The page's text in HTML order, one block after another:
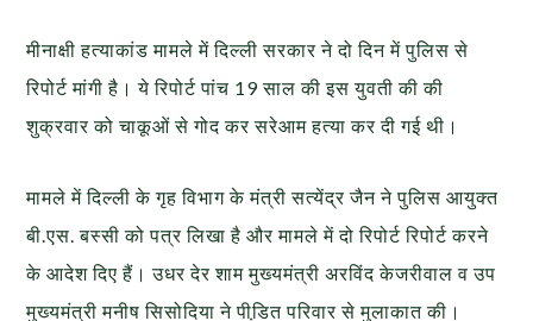
मीनाक्षी हत्याकांड मामले में दिल्ली सरकार ने दो दिन में पुलिस से
रिपोर्ट मांगी है। ये रिपोर्ट पांच 19 साल की इस युवती की की
शुक्रवार को चाकूओं से गोद कर सरेआम हत्या कर दी गई थी।
मामले में दिल्ली के गृह विभाग के मंत्री सत्येंद्र जैन ने पुलिस आयुक्त
बी.एस. बस्सी को पत्र लिखा है और मामले में दो रिपोर्ट रिपोर्ट करने
के आदेश दिए हैं। उधर देर शाम मुख्यमंत्री अरविंद केजरीवाल व उप
मुख्यमंत्री मनीष सिसोदिया ने पीडि़त परिवार से मुलाकात की।